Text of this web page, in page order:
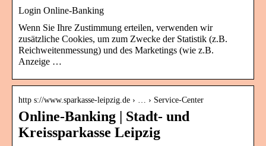
Login Online-Banking
Wenn Sie Ihre Zustimmung erteilen, verwenden wir
zusätzliche Cookies, um zum Zwecke der Statistik (z.B.
Reichweitenmessung) und des Marketings (wie z.B.
Anzeige …
http s://www.sparkasse-leipzig.de › … › Service-Center
Online-Banking | Stadt- und
Kreissparkasse Leipzig